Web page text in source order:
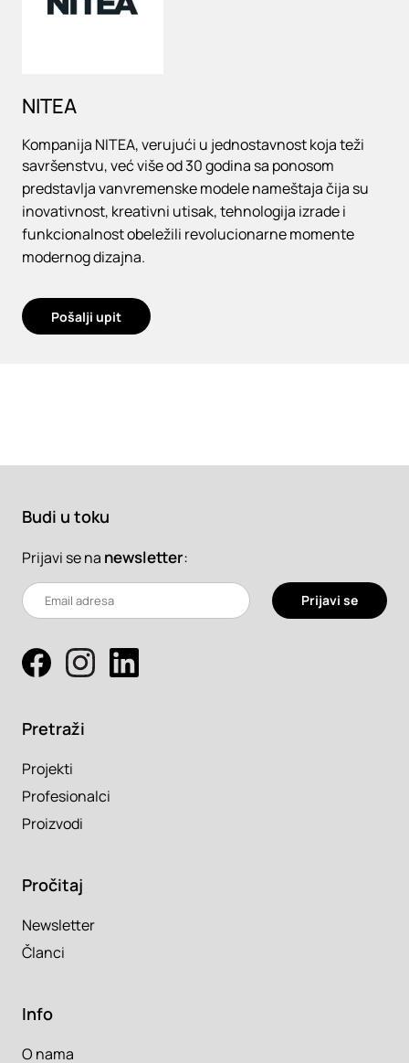
NITEA
Kompanija NITEA, verujući u jednostavnost koja teži
savršenstvu, već više od 30 godina sa ponosom
predstavlja vanvremenske modele nameštaja čija su
inovativnost, kreativni utisak, tehnologija izrade i
funkcionalnost obeležili revolucionarne momente
modernog dizajna.
Pošalji upit
Budi u toku
Prijavi se na newsletter:
Prijavi se
Pretraži
Projekti
Profesionalci
Proizvodi
Pročitaj
Newsletter
Članci
Info
O nama